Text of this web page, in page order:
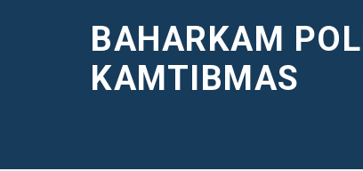
BAHARKAM
KAMTIBMAS